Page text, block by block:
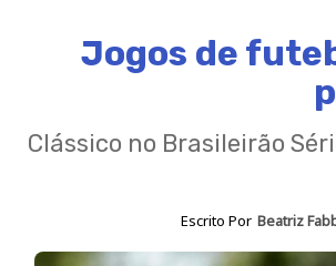
Jogos de
Clássico no Brasileirão
Escrito Por Beatriz